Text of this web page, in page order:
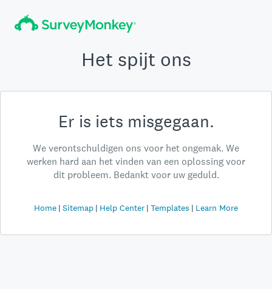
Het spijt ons
Er is iets misgegaan.
We verontschuldigen ons voor het ongemak. We
werken hard aan het vinden van een oplossing voor
dit probleem. Bedankt voor uw geduld.
Home Sitemap Help Center Templates Learn More